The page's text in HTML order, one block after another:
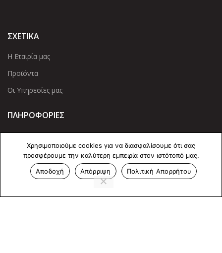
ΣΧΕΤΙΚΑ
Η Εταιρία μας
Προϊόντα
Οι Υπηρεσίες μας
ΠΛΗΡΟΦΟΡΙΕΣ
Πολιτική Απορρήτου
Cookies
Επικοινωνία
ΕΠΙΚΟΙΝΩΝΊΑ
Χρησιμοποιούμε cookies για να διασφαλίσουμε ότι σας
προσφέρουμε την καλύτερη εμπειρία στον ιστότοπό μας.
Αποδοχή
Απόρριψη Πολιτική Απορρήτου